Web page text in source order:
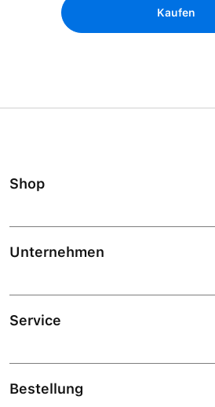
Kaufen
Shop
Unternehmen
Service
Bestellung